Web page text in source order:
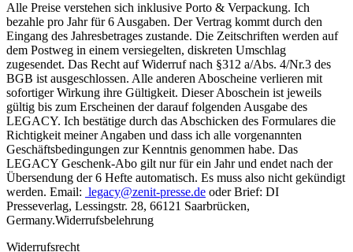
Alle Preise verstehen sich inklusive Porto & Verpackung. Ich
bezahle pro Jahr für 6 Ausgaben. Der Vertrag kommt durch den
Eingang des Jahresbetrages zustande. Die Zeitschriften werden auf
dem Postweg in einem versiegelten, diskreten Umschlag
zugesendet. Das Recht auf Widerruf nach §312 a/Abs. 4/Nr.3 des
BGB ist ausgeschlossen. Alle anderen Aboscheine verlieren mit
sofortiger Wirkung ihre Gültigkeit. Dieser Aboschein ist jeweils
gültig bis zum Erscheinen der darauf folgenden Ausgabe des
LEGACY. Ich bestätige durch das Abschicken des Formulares die
Richtigkeit meiner Angaben und dass ich alle vorgenannten
Geschäftsbedingungen zur Kenntnis genommen habe. Das
LEGACY Geschenk-Abo gilt nur für ein Jahr und endet nach der
Übersendung der 6 Hefte automatisch. Es muss also nicht gekündigt
werden. Email: legacy@zenit-presse.de oder Brief: DI
Presseverlag, Lessingstr. 28, 66121 Saarbrücken,
Germany.Widerrufsbelehrung
Widerrufsrecht